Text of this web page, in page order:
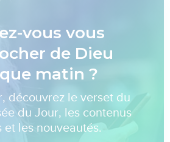
vous vous
de Dieu
matin ?
découvrez le verset du
du Jour, les contenus
et les nouveautés.